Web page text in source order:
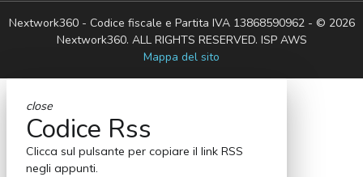
Nextwork360 - Codice fiscale e Partita IVA 13868590962 - © 2026
Nextwork360. ALL RIGHTS RESERVED. ISP AWS
Mappa del sito
close
Codice Rss
Clicca sul pulsante per copiare il link RSS
negli appunti.